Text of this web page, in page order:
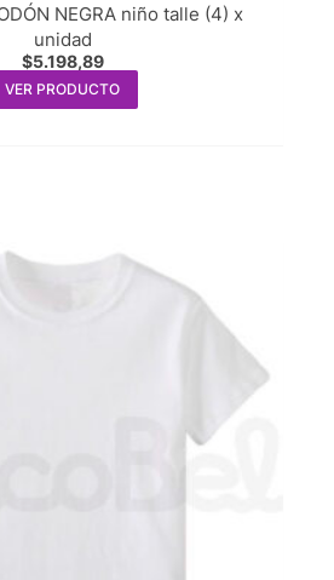
NEGRA niño talle (4) x
unidad
$5.198,89
VER PRODUCTO